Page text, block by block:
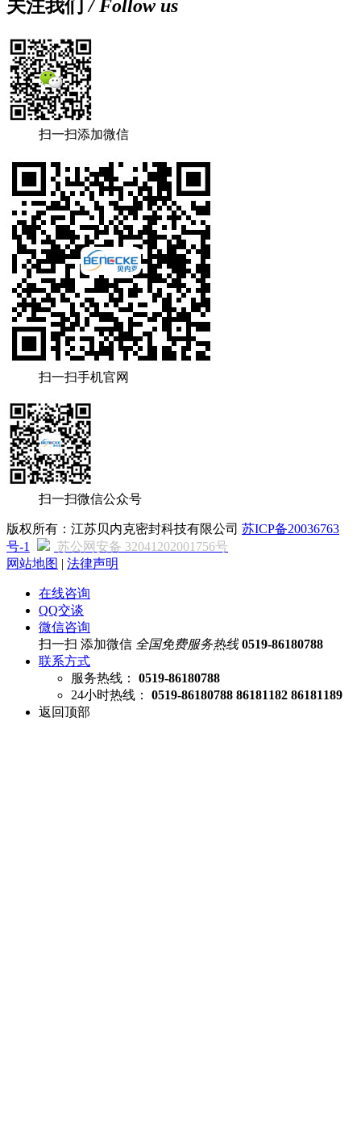
关注我们 / Follow us
扫一扫添加微信
扫一扫手机官网
扫一扫微信公众号
版权所有：江苏贝内克密封科技有限公司 苏ICP备20036763
号-1
苏公网安备 32041202001756号
网站地图 | 法律声明
在线咨询
QQ交谈
微信咨询
扫一扫 添加微信 全国免费服务热线 0519-86180788
联系方式
服务热线：
0519-86180788
24小时热线：
0519-86180788 86181182 86181189
返回顶部